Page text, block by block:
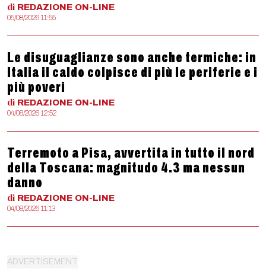
di REDAZIONE ON-LINE
05/08/2026 11:55
Le disuguaglianze sono anche termiche: in
Italia il caldo colpisce di più le periferie e i
più poveri
di REDAZIONE ON-LINE
04/08/2026 12:52
Terremoto a Pisa, avvertita in tutto il nord
della Toscana: magnitudo 4.3 ma nessun
danno
di REDAZIONE ON-LINE
04/08/2026 11:13